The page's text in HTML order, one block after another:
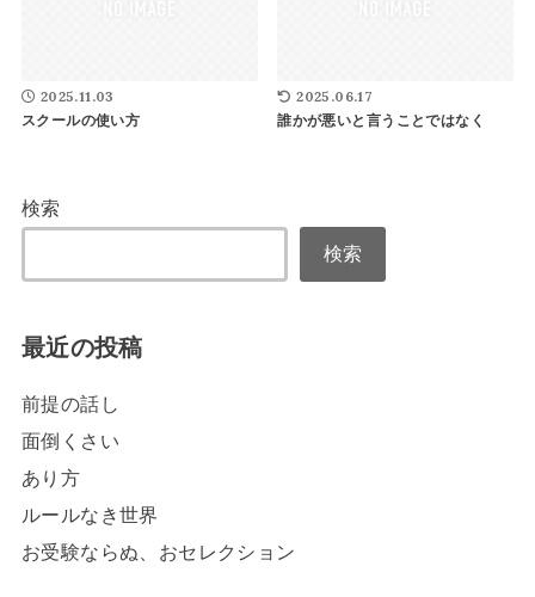
2025.11.03
スクールの使い方
2025.06.17
誰かが悪いと言うことではなく
検索
検索
最近の投稿
前提の話し
面倒くさい
あり方
ルールなき世界
お受験ならぬ、おセレクション